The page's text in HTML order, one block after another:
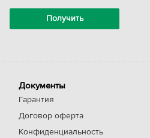
Документы
Гарантия
Договор оферта
Конфиденциальность